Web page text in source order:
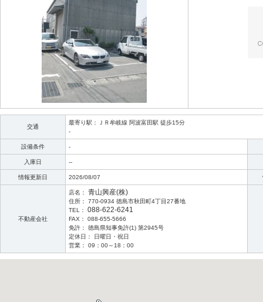
交通
最寄り駅：ＪＲ牟岐線 阿波富田駅 徒歩15分
-
設備条件 -
入庫日 --
情報更新日 2026/08/07
不動産会社
店名： 青山興産(株)
住所： 770-0934 徳島市秋田町4丁目27番地
TEL： 088-622-6241
FAX： 088-655-5666
免許： 徳島県知事免許(1) 第2945号
定休日： 日曜日・祝日
営業： 09：00～18：00